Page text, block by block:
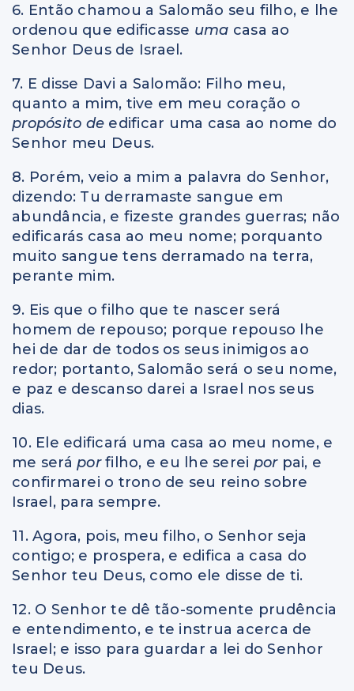
6. Então chamou a Salomão seu filho, e lhe
ordenou que edificasse uma casa ao
Senhor Deus de Israel.
7. E disse Davi a Salomão: Filho meu,
quanto a mim, tive em meu coração o
propósito de edificar uma casa ao nome do
Senhor meu Deus.
8. Porém, veio a mim a palavra do Senhor,
dizendo: Tu derramaste sangue em
abundância, e fizeste grandes guerras; não
edificarás casa ao meu nome; porquanto
muito sangue tens derramado na terra,
perante mim.
9. Eis que o filho que te nascer será
homem de repouso; porque repouso lhe
hei de dar de todos os seus inimigos ao
redor; portanto, Salomão será o seu nome,
e paz e descanso darei a Israel nos seus
dias.
10. Ele edificará uma casa ao meu nome, e
me será porfilho, e eu lhe serei por pai, e
confirmarei o trono de seu reino sobre
Israel, para sempre.
11. Agora, pois, meu filho, o Senhor seja
contigo; e prospera, e edifica a casa do
Senhor teu Deus, como ele disse de ti.
12. O Senhor te dê tão-somente prudência
e entendimento, e te instrua acerca de
Israel; e isso para guardar a lei do Senhor
teu Deus.